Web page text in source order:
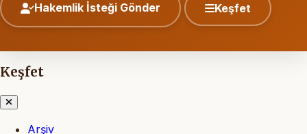
Hakemlik İsteği Gönder Keşfet
Keşfet
Arşiv